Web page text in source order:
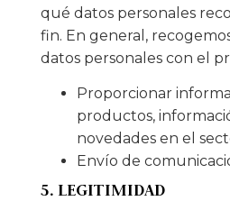
qué datos personales
fin. En general,
datos personales con el
Proporcionar
productos,
novedades en el
Envío de
5. LEGITIMIDAD